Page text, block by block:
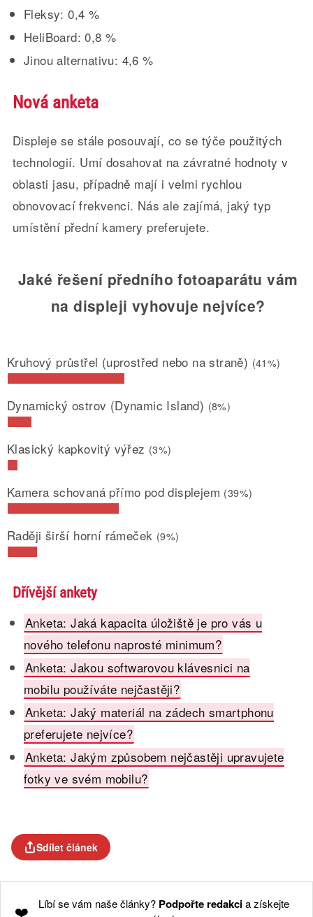
Fleksy: 0,4 %
HeliBoard: 0,8 %
Jinou alternativu: 4,6 %
Nová anketa
Displeje se stále posouvají, co se týče použitých
technologií. Umí dosahovat na závratné hodnoty v
oblasti jasu, případně mají i velmi rychlou
obnovovací frekvenci. Nás ale zajímá, jaký typ
umístění přední kamery preferujete.
Jaké řešení předního fotoaparátu vám
na displeji vyhovuje nejvíce?
Kruhový průstřel (uprostřed nebo na straně) (41%)
Dynamický ostrov (Dynamic Island) (8%)
Klasický kapkovitý výřez (3%)
Kamera schovaná přímo pod displejem (39%)
Raději širší horní rámeček (9%)
Dřívější ankety
Anketa: Jaká kapacita úložiště je pro vás u
nového telefonu naprosté minimum?
Anketa: Jakou softwarovou klávesnici na
mobilu používáte nejčastěji?
Anketa: Jaký materiál na zádech smartphonu
preferujete nejvíce?
Anketa: Jakým způsobem nejčastěji upravujete
fotky ve svém mobilu?
Sdílet článek
❤️ Líbí se vám naše články? Podpořte redakcia získejte